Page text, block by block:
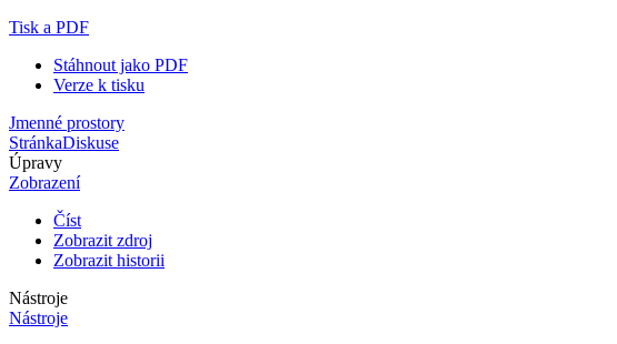
Tisk a PDF
Stáhnout jako PDF
Verze k tisku
Jmenné prostory
StránkaDiskuse
Úpravy
Zobrazení
Číst
Zobrazit zdroj
Zobrazit historii
Nástroje
Nástroje